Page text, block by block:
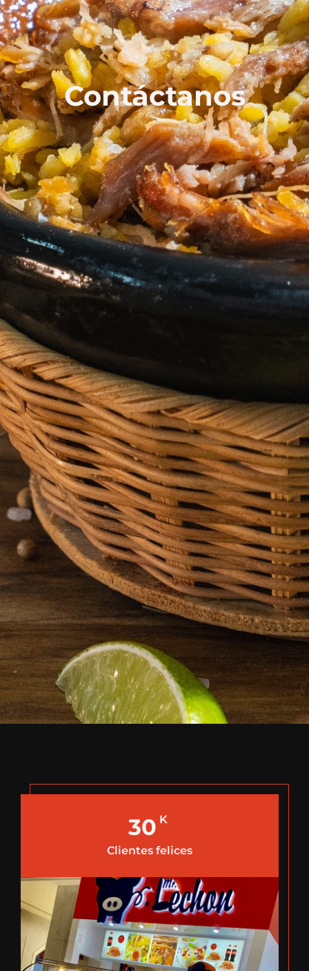
Contáctanos
30 K
Clientes felices